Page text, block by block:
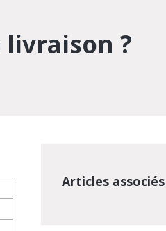
?
Articles associés